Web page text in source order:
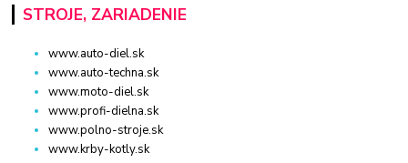
STROJE, ZARIADENIE
www.auto-diel.sk
www.auto-techna.sk
www.moto-diel.sk
www.profi-dielna.sk
www.polno-stroje.sk
www.krby-kotly.sk